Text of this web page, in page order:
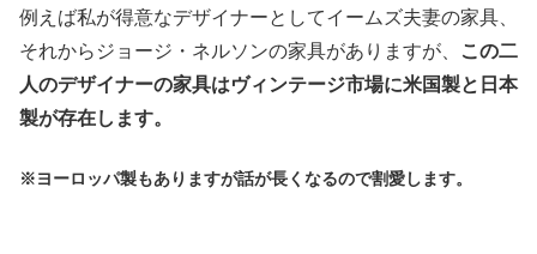
例えば私が得意なデザイナーとしてイームズ夫妻の家具、
それからジョージ・ネルソンの家具がありますが、
この二
人のデザイナーの家具はヴィンテージ市場に米国製と日本
製が存在します。
※ヨーロッパ製もありますが話が長くなるので割愛します。